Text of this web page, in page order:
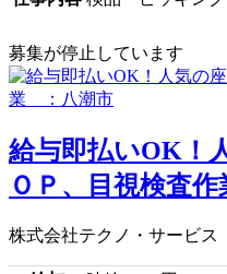
募集が停止しています
給与即払いOK！
ＯＰ、目視検査
株式会社テクノ・サービス